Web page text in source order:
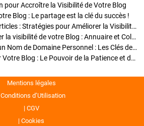
pour Accroître la Visibilité de Votre Blog
Blog : Le partage est la clé du succès !
Optimisation SEO des Articles : Stratégies pour Améliorer la Visibilité de Votre Blog
Stratégies pour améliorer la visibilité de votre Blog : Annuaire et Collaborations
Pourquoi Investir dans un Nom de Domaine Personnel : Les Clés de la Réussite de Votre Blog
Comment Faire Émerger Votre Blog : Le Pouvoir de la Patience et de la Persévérance
Mentions légales
Conditions d’Utilisation
CGV
Cookies